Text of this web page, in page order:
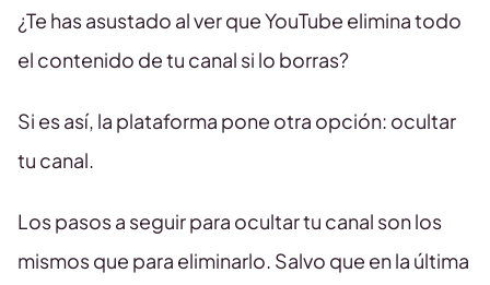
¿Te has asustado al ver que YouTube elimina todo
el contenido de tu canal si lo borras?
Si es así, la plataforma pone otra opción: ocultar
tu canal.
Los pasos a seguir para ocultar tu canal son los
mismos que para eliminarlo. Salvo que en la última